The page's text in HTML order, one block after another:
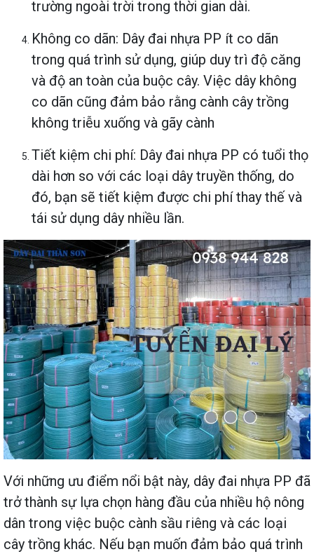
trường ngoài trời trong thời gian dài.
Không co dãn: Dây đai nhựa PP ít co dãn
trong quá trình sử dụng, giúp duy trì độ căng
và độ an toàn của buộc cây. Việc dây không
co dãn cũng đảm bảo rằng cành cây trồng
không triễu xuống và gãy cành
Tiết kiệm chi phí: Dây đai nhựa PP có tuổi thọ
dài hơn so với các loại dây truyền thống, do
đó, bạn sẽ tiết kiệm được chi phí thay thế và
tái sử dụng dây nhiều lần.
Với những ưu điểm nổi bật này, dây đai nhựa PP đã
trở thành sự lựa chọn hàng đầu của nhiều hộ nông
dân trong việc buộc cành sầu riêng và các loại
cây trồng khác. Nếu bạn muốn đảm bảo quá trình